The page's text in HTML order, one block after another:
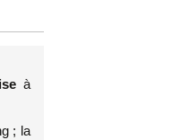
à
; la